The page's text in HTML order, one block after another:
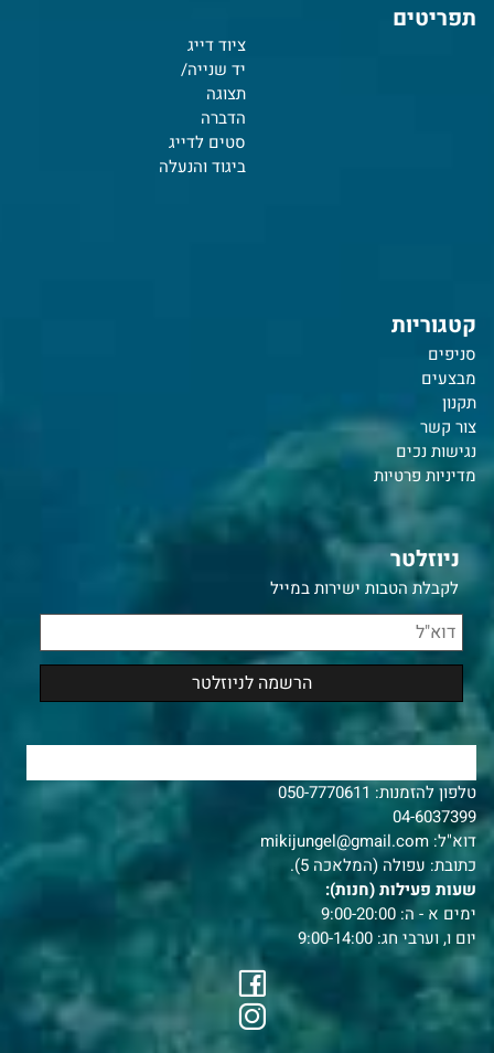
תפריטים
ציוד דייג
יד שנייה/
תצוגה
הדברה
סטים לדייג
ביגוד והנעלה
קטגוריות
סניפים
מבצעים
תקנון
צור קשר
נגישות נכים
מדיניות פרטיות
ניוזלטר
לקבלת הטבות ישירות במייל
טלפון להזמנות:050-7770611
04-6037399
דוא"ל: mikijungel@gmail.com
כתובת: עפולה (המלאכה 5).
שעות פעילות (חנות):
ימים א - ה: 9:00-20:00
יום ו, וערבי חג: 9:00-14:00